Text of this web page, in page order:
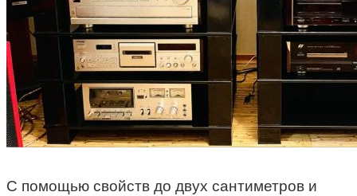
С помощью свойств до двух сантиметров и